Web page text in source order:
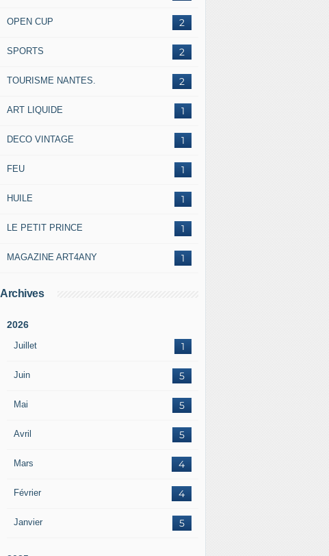
2
OPEN CUP
2
SPORTS
2
TOURISME NANTES.
1
ART LIQUIDE
1
DECO VINTAGE
1
FEU
1
HUILE
1
LE PETIT PRINCE
1
MAGAZINE ART4ANY
Archives
2026
Juillet 1
Juin 5
Mai 5
Avril 5
Mars 4
Février 4
Janvier 5